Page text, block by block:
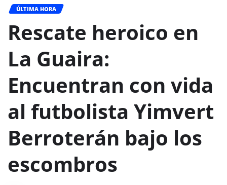
ÚLTIMA HORA
Rescate heroico en
La Guaira:
Encuentran con vida
al futbolista Yimvert
Berroterán bajo los
escombros